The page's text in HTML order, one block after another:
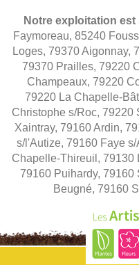
Notre exploitation
Faymoreau, 85240
Loges, 79370 Aigonnay,
79370 Prailles, 79220
Champeaux, 79220
79220 La Chapelle-
Christophe s/Roc, 79220
Xaintray, 79160 Ardin,
s/l'Autize, 79160 Faye
Chapelle-Thireuil, 79130
79160 Puihardy, 79160
Beugné, 79160